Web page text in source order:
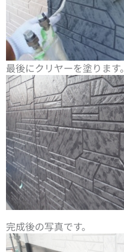
最後にクリヤーを塗ります。
完成後の写真です。